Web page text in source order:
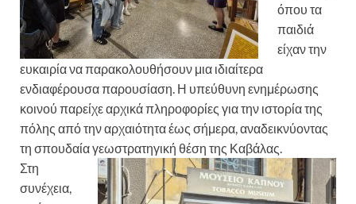
όπου τα
παιδιά
είχαν την
ευκαιρία να παρακολουθήσουν μια ιδιαίτερα
ενδιαφέρουσα παρουσίαση. Η υπεύθυνη ενημέρωσης
κοινού παρείχε αρχικά πληροφορίες για την ιστορία της
πόλης από την αρχαιότητα έως σήμερα, αναδεικνύοντας
τη σπουδαία γεωστρατηγική θέση της Καβάλας.
Στη
συνέχεια,